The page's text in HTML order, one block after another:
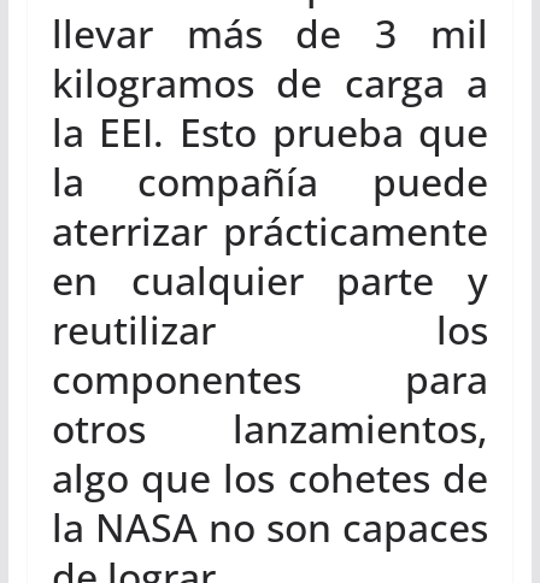
llevar más de 3 mil
kilogramos de carga a
la EEI. Esto prueba que
la compañía puede
aterrizar prácticamente
en cualquier parte y
reutilizar los
componentes para
otros lanzamientos,
algo que los cohetes de
la NASA no son capaces